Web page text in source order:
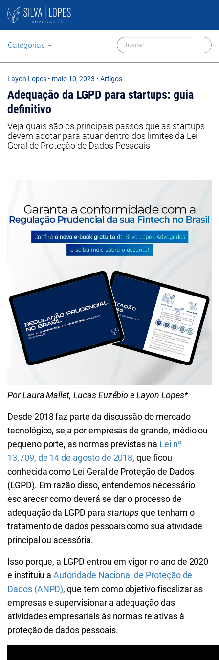
Categorias
Layon Lopes • maio 10, 2023 • Artigos
Adequação da LGPD para startups: guia
definitivo
Veja quais são os principais passos que as startups
devem adotar para atuar dentro dos limites da Lei
Geral de Proteção de Dados Pessoais
Por Laura Mallet, Lucas Euzébio e Layon Lopes*
Desde 2018 faz parte da discussão do mercado
tecnológico, seja por empresas de grande, médio ou
pequeno porte, as normas previstas na Lei nº
13.709, de 14 de agosto de 2018, que ficou
conhecida como Lei Geral de Proteção de Dados
(LGPD). Em razão disso, entendemos necessário
esclarecer como deverá se dar o processo de
adequação da LGPD para startupsque tenham o
tratamento de dados pessoais como sua atividade
principal ou acessória.
Isso porque, a LGPD entrou em vigor no ano de 2020
e instituiu aAutoridade Nacional de Proteção de
Dados (ANPD), que tem como objetivo fiscalizar as
empresas e supervisionar a adequação das
atividades empresariais às normas relativas à
proteção de dados pessoais.